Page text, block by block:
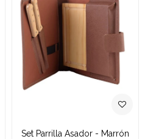
Set Parrilla Asador - Marrón